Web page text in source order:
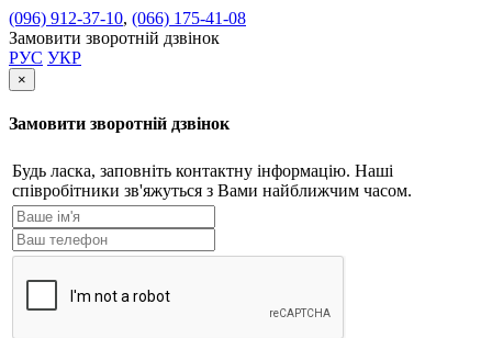
(096) 912-37-10, (066) 175-41-08
Замовити зворотній дзвінок
РУС УКР
×
Замовити зворотній дзвінок
Будь ласка, заповніть контактну інформацію. Наші
співробітники зв'яжуться з Вами найближчим часом.